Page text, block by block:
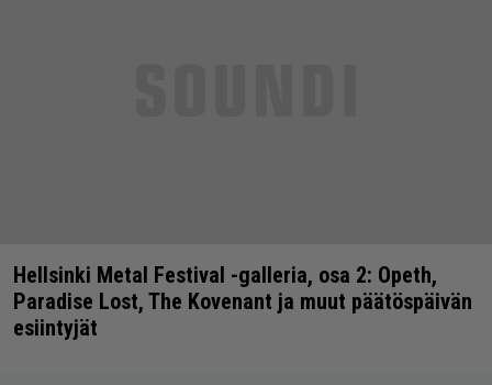
Hellsinki Metal Festival -galleria, osa 2: Opeth,
Paradise Lost, The Kovenant ja muut päätöspäivän
esiintyjät